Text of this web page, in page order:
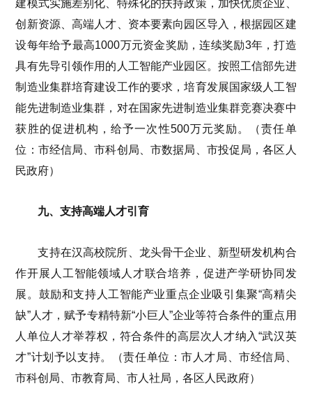
建模式实施差别化、特殊化的扶持政策，加快优质企业、
创新资源、高端人才、资本要素向园区导入，根据园区建
设每年给予最高1000万元资金奖励，连续奖励3年，打造
具有先导引领作用的人工智能产业园区。按照工信部先进
制造业集群培育建设工作的要求，培育发展国家级人工智
能先进制造业集群，对在国家先进制造业集群竞赛决赛中
获胜的促进机构，给予一次性500万元奖励。（责任单
位：市经信局、市科创局、市数据局、市投促局，各区人
民政府）
九、支持高端人才引育
支持在汉高校院所、龙头骨干企业、新型研发机构合
作开展人工智能领域人才联合培养，促进产学研协同发
展。鼓励和支持人工智能产业重点企业吸引集聚“高精尖
缺”人才，赋予专精特新“小巨人”企业等符合条件的重点用
人单位人才举荐权，符合条件的高层次人才纳入“武汉英
才”计划予以支持。（责任单位：市人才局、市经信局、
市科创局、市教育局、市人社局，各区人民政府）